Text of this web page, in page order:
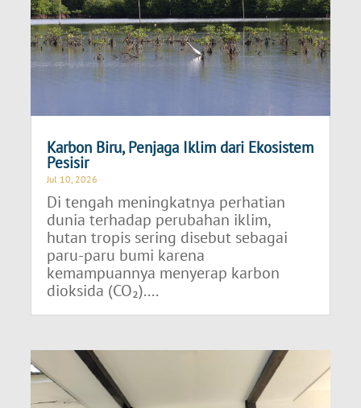
Karbon Biru, Penjaga Iklim dari Ekosistem
Pesisir
Jul 10, 2026
Di tengah meningkatnya perhatian
dunia terhadap perubahan iklim,
hutan tropis sering disebut sebagai
paru-paru bumi karena
kemampuannya menyerap karbon
dioksida (CO₂)....